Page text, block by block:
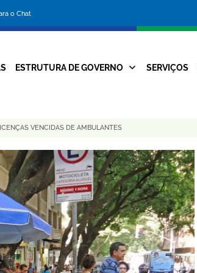
o Chat
da
Prefeitura
Navegação
ESTRUTURA DE GOVERNO SERVIÇOS
VENCIDAS DE AMBULANTES